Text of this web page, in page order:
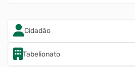
Diário Oficial
Transparência
Cidadão
Tabelionato